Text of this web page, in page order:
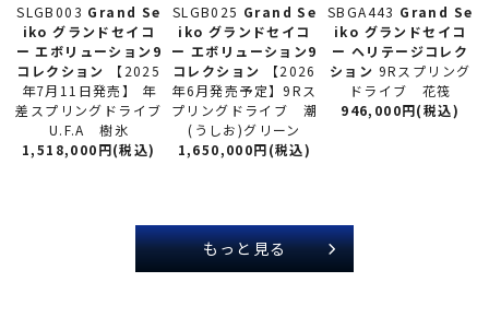
SLGB003 Grand Se
iko グランドセイコ
ー エボリューション9
コレクション
【2025
年7月11日発売】 年
差スプリングドライブ
U.F.A 樹氷
1,518,000円(税込)
SLGB025 Grand Se
iko グランドセイコ
ー エボリューション9
コレクション
【2026
年6月発売予定】9Rス
プリングドライブ 潮
(うしお)グリーン
1,650,000円(税込)
SBGA443 Grand Se
iko グランドセイコ
ー ヘリテージコレク
ション 9Rスプリング
ドライブ 花筏
946,000円(税込)
もっと見る